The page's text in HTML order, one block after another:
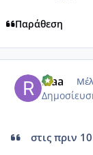
Παράθεση
Riaa
στις πριν